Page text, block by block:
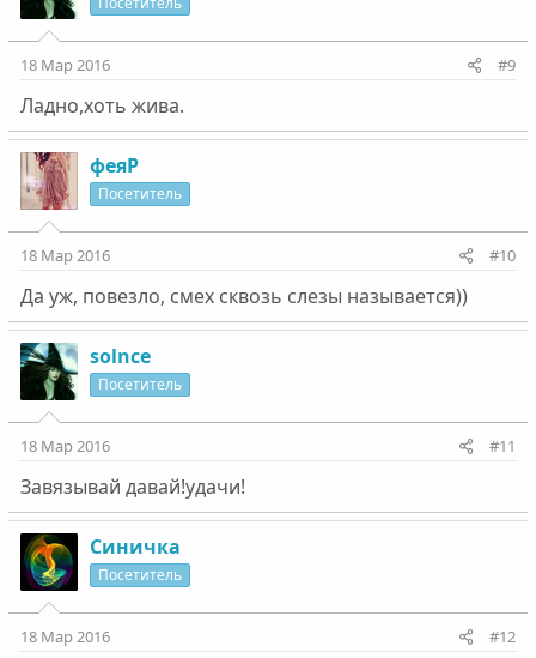
18 Мар 2016 #9
Ладно,хоть жива.
феяР
Посетитель
18 Мар 2016 #10
Да уж, повезло, смех сквозь слезы называется))
solnce
Посетитель
18 Мар 2016 #11
Завязывай давай!удачи!
Синичка
Посетитель
18 Мар 2016 #12